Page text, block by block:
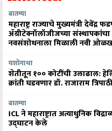
बातम्या
महाराष्ट्र राज्याचे मुख्यमंत्री देवेंद्र
ॲग्रीटेक्नॉलॉजीजच्या
नवसंशोधनाला मिळाली नवी
यशोगाथा
शेतीतून १०० कोटींची उलाढाल:
क्रांती घडवणार डॉ. राजाराम त्रिपाठी
बातम्या
ICL ने महाराष्ट्रात अत्याधुनिक
उद्घाटन केले